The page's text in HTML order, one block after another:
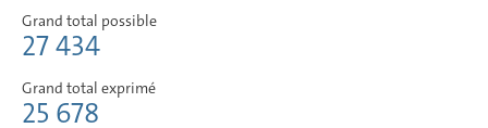
Grand total possible
27 434
Grand total exprimé
25 678